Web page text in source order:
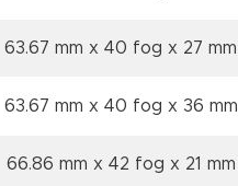
63.67 mm x 40 fog x 27 mm
63.67 mm x 40 fog x 36 mm
66.86 mm x 42 fog x 21 mm